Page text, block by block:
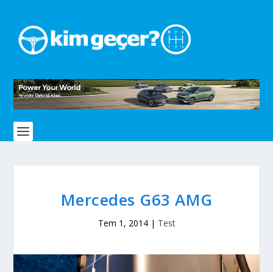
Mercedes G63 AMG
Tem 1, 2014| Test